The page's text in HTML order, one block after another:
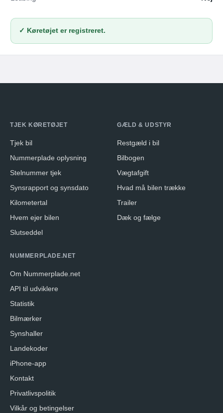
✓ Køretøjet er registreret.
TJEK KØRETØJET
Tjek bil
Nummerplade oplysning
Stelnummer tjek
Synsrapport og synsdato
Kilometertal
Hvem ejer bilen
Slutseddel
GÆLD & UDSTYR
Restgæld i bil
Bilbogen
Vægtafgift
Hvad må bilen trække
Trailer
Dæk og fælge
NUMMERPLADE.NET
Om Nummerplade.net
API til udviklere
Statistik
Bilmærker
Synshaller
Landekoder
iPhone-app
Kontakt
Privatlivspolitik
Vilkår og betingelser